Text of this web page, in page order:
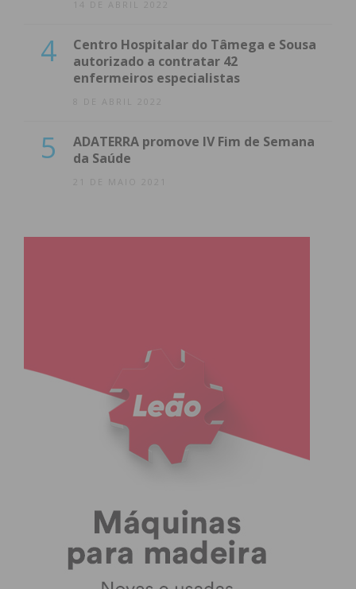
14 DE ABRIL 2022
4
Centro Hospitalar do Tâmega e Sousa
autorizado a contratar 42
enfermeiros especialistas
8 DE ABRIL 2022
5
ADATERRA promove IV Fim de Semana
da Saúde
21 DE MAIO 2021